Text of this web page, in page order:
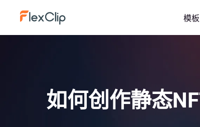
模板
如何创作静态